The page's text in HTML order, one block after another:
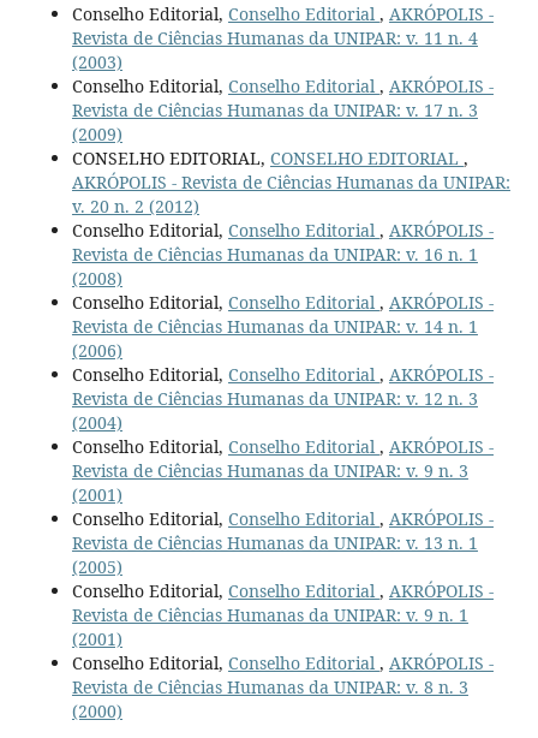
Conselho Editorial, Conselho Editorial , AKRÓPOLIS -
Revista de Ciências Humanas da UNIPAR: v. 11 n. 4
(2003)
Conselho Editorial, Conselho Editorial , AKRÓPOLIS -
Revista de Ciências Humanas da UNIPAR: v. 17 n. 3
(2009)
CONSELHO EDITORIAL, CONSELHO EDITORIAL ,
AKRÓPOLIS - Revista de Ciências Humanas da UNIPAR:
v. 20 n. 2 (2012)
Conselho Editorial, Conselho Editorial , AKRÓPOLIS -
Revista de Ciências Humanas da UNIPAR: v. 16 n. 1
(2008)
Conselho Editorial, Conselho Editorial , AKRÓPOLIS -
Revista de Ciências Humanas da UNIPAR: v. 14 n. 1
(2006)
Conselho Editorial, Conselho Editorial , AKRÓPOLIS -
Revista de Ciências Humanas da UNIPAR: v. 12 n. 3
(2004)
Conselho Editorial, Conselho Editorial , AKRÓPOLIS -
Revista de Ciências Humanas da UNIPAR: v. 9 n. 3
(2001)
Conselho Editorial, Conselho Editorial , AKRÓPOLIS -
Revista de Ciências Humanas da UNIPAR: v. 13 n. 1
(2005)
Conselho Editorial, Conselho Editorial , AKRÓPOLIS -
Revista de Ciências Humanas da UNIPAR: v. 9 n. 1
(2001)
Conselho Editorial, Conselho Editorial , AKRÓPOLIS -
Revista de Ciências Humanas da UNIPAR: v. 8 n. 3
(2000)